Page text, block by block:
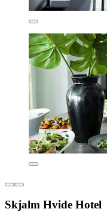
Skjalm Hvide Hotel